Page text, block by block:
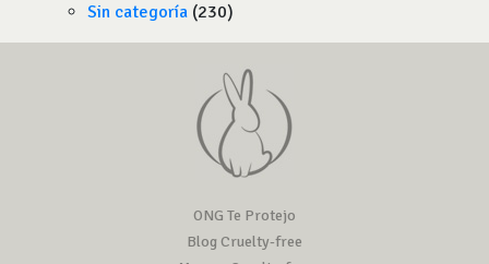
Sin categoría (230)
ONG Te Protejo
Blog Cruelty-free